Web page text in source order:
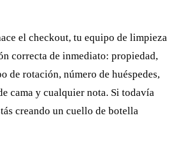
el checkout, tu equipo de limpieza
correcta de inmediato: propiedad,
de rotación, número de huéspedes,
cama y cualquier nota. Si todavía
creando un cuello de botella